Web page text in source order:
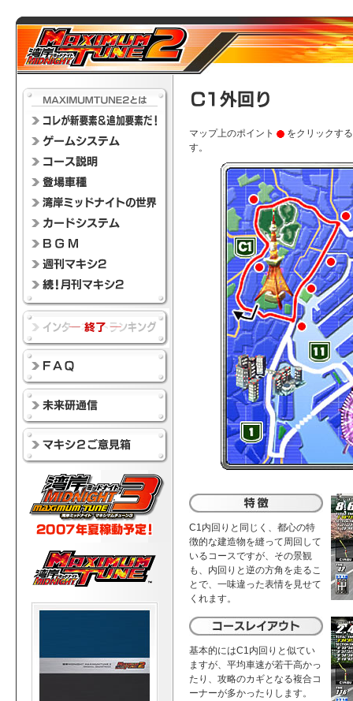
マップ上のポイント
をクリックす
す。
C1内回りと同じく、都心の特
徴的な建造物を縫って周回して
いるコースですが、その景観
も、内回りと逆の方角を走るこ
とで、一味違った表情を見せて
くれます。
基本的にはC1内回りと似てい
ますが、平均車速が若干高かっ
たり、攻略のカギとなる複合コ
ーナーが多かったりします。